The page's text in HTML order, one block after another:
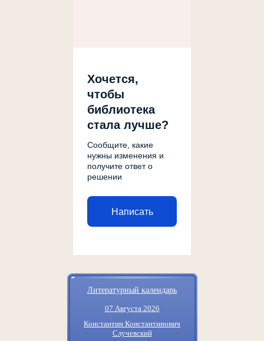
Хочется,
чтобы
библиотека
стала лучше?
Сообщите, какие
нужны изменения и
получите ответ о
решении
Написать
Литературный календарь
07 Августа 2026
Константин Константинович
Случевский